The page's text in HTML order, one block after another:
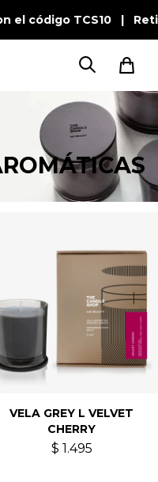
el código TCS10 |
VELA GREY L VELVET
CHERRY
$ 1.495